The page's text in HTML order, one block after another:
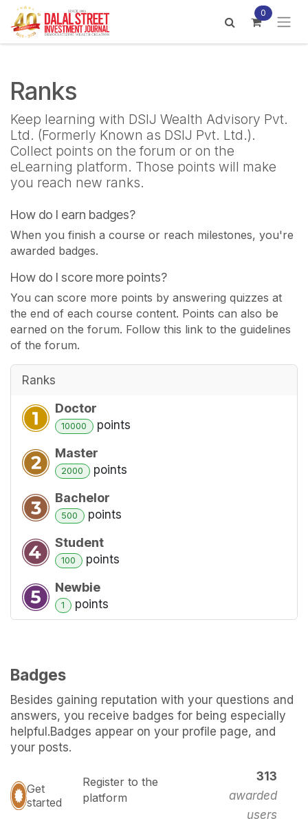
Skip to Content 0
Ranks
Keep learning with DSIJ Wealth Advisory Pvt.
Ltd. (Formerly Known as DSIJ Pvt. Ltd.).
Collect points on the forum or on the
eLearning platform. Those points will make
you reach new ranks.
How do I earn badges?
When you finish a course or reach milestones, you're
awarded badges.
How do I score more points?
You can score more points by answering quizzes at
the end of each course content. Points can also be
earned on the forum. Follow this link to the guidelines
of the forum.
Ranks
Doctor
10000 points
Master
2000 points
Bachelor
500 points
Student
100 points
Newbie
1 points
Badges
Besides gaining reputation with your questions and
answers, you receive badges for being especially
helpful.Badges appear on your profile page, and
your posts.
Get
started
Register to the
platform
313
awarded
users